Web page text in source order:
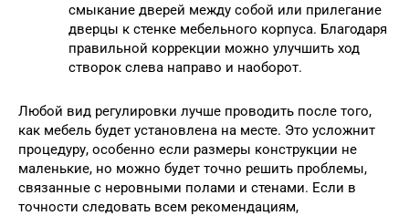
смыкание дверей между собой или прилегание
дверцы к стенке мебельного корпуса. Благодаря
правильной коррекции можно улучшить ход
створок слева направо и наоборот.
Любой вид регулировки лучше проводить после того,
как мебель будет установлена на месте. Это усложнит
процедуру, особенно если размеры конструкции не
маленькие, но можно будет точно решить проблемы,
связанные с неровными полами и стенами. Если в
точности следовать всем рекомендациям,